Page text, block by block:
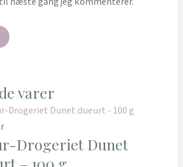
varer
Drogeriet Dunet
– 100 g